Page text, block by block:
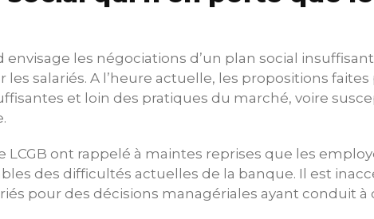
envisage les négociations d’un plan social
les salariés. A l’heure actuelle, les propositions
et loin des pratiques du marché, voire
le LCGB ont rappelé à maintes reprises que les
des difficultés actuelles de la banque. Il est
pour des décisions managériales ayant conduit à